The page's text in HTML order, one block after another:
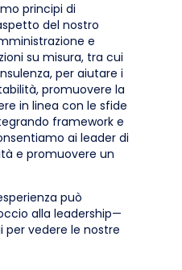
principi di
del nostro
e
su misura, tra cui
per aiutare i
promuovere la
in linea con le sfide
framework e
ai leader di
e promuovere un
può
alla leadership—
per vedere le nostre